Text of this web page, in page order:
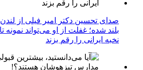
صدای تحسین دکتر امیر فیلی از لندن
بلند شده؛ غفلت از او می‌تواند نمونه
نخبه ایرانی را رقم بزند